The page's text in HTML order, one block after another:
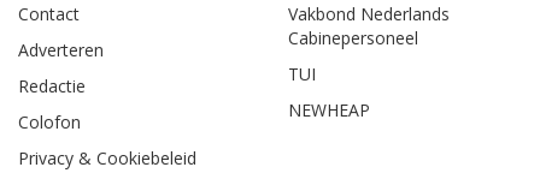
Contact
Adverteren
Redactie
Colofon
Privacy & Cookiebeleid
Vakbond Nederlands
Cabinepersoneel
TUI
NEWHEAP